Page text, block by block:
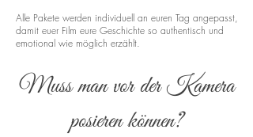
Alle Pakete werden individuell an euren Tag angepasst,
damit euer Film eure Geschichte so authentisch und
emotional wie möglich erzählt.
Muss man vor der Kamera
posieren können?